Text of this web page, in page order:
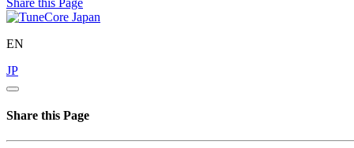
Share this Page
EN
JP
Share this Page